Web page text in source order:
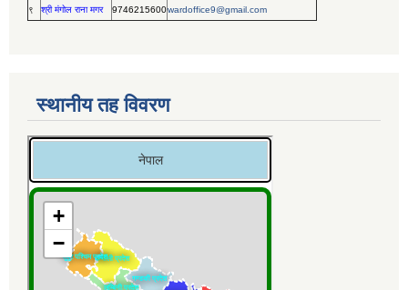
९ श्री मंगोल राना मगर 9746215600wardoffice9@gmail.com
स्थानीय तह विवरण